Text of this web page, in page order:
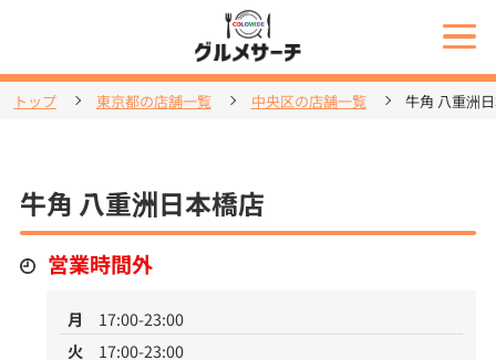
トップ 東京都の店舗一覧 中央区の店舗一覧 牛角 八重洲
牛角 八重洲日本橋店
営業時間外
月
17:00-23:00
火
17:00-23:00